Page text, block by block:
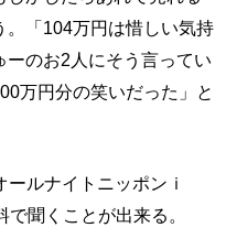
「104万円は惜しい気持
のお2人にそう言ってい
万円分の笑いだった」と
ルナイトニッポンｉ
で聞くことが出来る。